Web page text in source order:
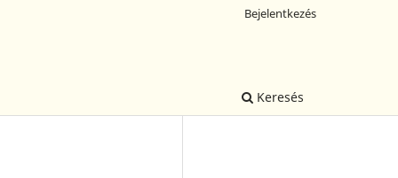
Keresés
Bejelentkezés